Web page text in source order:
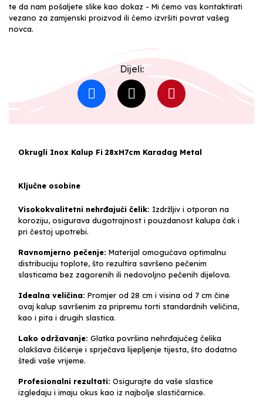
te da nam pošaljete slike kao dokaz - Mi ćemo vas kontaktirati
vezano za zamjenski proizvod ili ćemo izvršiti povrat vašeg
novca.
Dijeli:
Okrugli Inox Kalup Fi 28xH7cm Karadag Metal
Ključne osobine
Visokokvalitetni nehrđajući čelik: Izdržljiv i otporan na
koroziju, osigurava dugotrajnost i pouzdanost kalupa čak i
pri čestoj upotrebi.
Ravnomjerno pečenje: Materijal omogućava optimalnu
distribuciju toplote, što rezultira savršeno pečenim
slasticama bez zagorenih ili nedovoljno pečenih dijelova.
Idealna veličina: Promjer od 28 cm i visina od 7 cm čine
ovaj kalup savršenim za pripremu torti standardnih veličina,
kao i pita i drugih slastica.
Lako održavanje: Glatka površina nehrđajućeg čelika
olakšava čišćenje i sprječava lijepljenje tijesta, što dodatno
štedi vaše vrijeme.
Profesionalni rezultati: Osigurajte da vaše slastice
izgledaju i imaju okus kao iz najbolje slastičarnice.